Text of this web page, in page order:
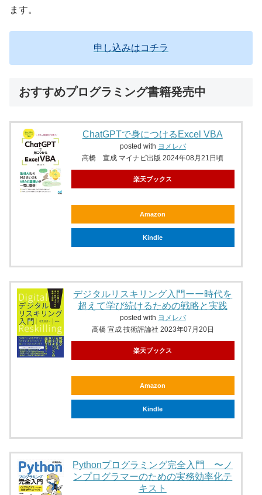
ます。
申し込みはコチラ
おすすめプログラミング書籍発売中
ChatGPTで身につけるExcel VBA
posted with ヨメレバ
高橋 宣成 マイナビ出版 2024年08月21日頃
楽天ブックス
Amazon
Kindle
デジタルリスキリング入門ーー時代を
超えて学び続けるための戦略と実践
posted with ヨメレバ
高橋 宣成 技術評論社 2023年07月20日
楽天ブックス
Amazon
Kindle
Pythonプログラミング完全入門 〜ノ
ンプログラマーのための実務効率化テ
キスト